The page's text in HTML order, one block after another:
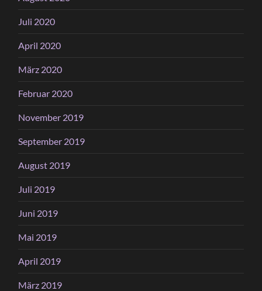
Juli 2020
April 2020
März 2020
Februar 2020
November 2019
September 2019
August 2019
Juli 2019
Juni 2019
Mai 2019
April 2019
März 2019